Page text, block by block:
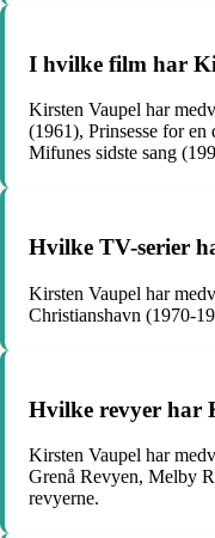
I hvilke film har
Kirsten Vaupel har
(1961), Prinsesse for
Mifunes sidste sang
Hvilke TV-serier
Kirsten Vaupel har
Christianshavn (1970-
Hvilke revyer har
Kirsten Vaupel har
Grenå Revyen, Melby
revyerne.